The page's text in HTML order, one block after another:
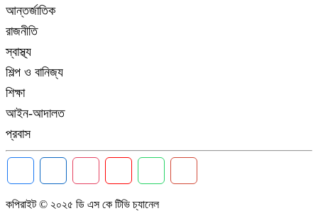
আন্তর্জাতিক
রাজনীতি
স্বাস্থ্য
শিল্প ও বানিজ্য
শিক্ষা
আইন-আদালত
প্রবাস
কপিরাইট © ২০২৫ ডি এস কে টিভি চ্যানেল